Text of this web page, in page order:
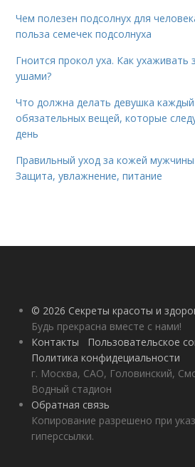
Чем полезен подсолнух для
польза семечек подсолнуха
Гноится прокол уха. Как ухаживать
ушами?
Что должна делать девушка каждый
обязательных вещей, которые
день
Правильный уход за кожей
Защита, увлажнение, питание
© 2026 Секреты красоты и
Будь прекрасна вместе с нами!
Контакты
Пользовательское
Политика конфидециальности
г. Москва, САО, Головинский,
Водный стадион
Обратная связь
Копирование разрешено при
гиперссылки.